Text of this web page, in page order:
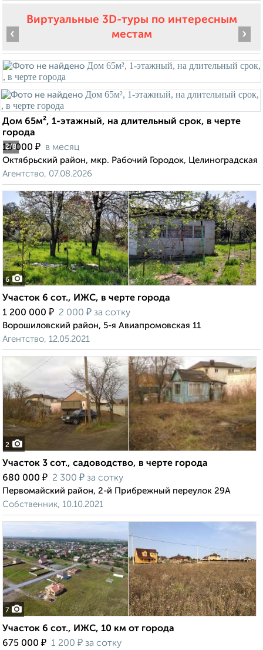
Виртуальные 3D-туры по интересным
местам
2/8
‹ ›
Дом 65м², 1-этажный, на длительный срок, в черте
города
18 000 ₽ в месяц
Октябрьский район, мкр. Рабочий Городок, Целиноградская
Агентство, 07.08.2026
6
Участок 6 сот., ИЖС, в черте города
1 200 000 ₽ 2 000 ₽ за сотку
Ворошиловский район, 5-я Авиапромовская 11
Агентство, 12.05.2021
2
Участок 3 сот., садоводство, в черте города
680 000 ₽ 2 300 ₽ за сотку
Первомайский район, 2-й Прибрежный переулок 29А
Собственник, 10.10.2021
7
Участок 6 сот., ИЖС, 10 км от города
675 000 ₽ 1 200 ₽ за сотку